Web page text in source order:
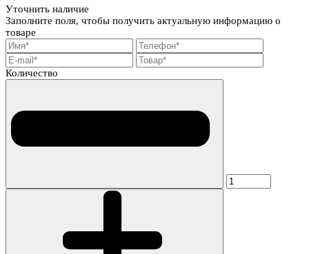
Уточнить наличие
Заполните поля, чтобы получить актуальную информацию о
товаре
Количество